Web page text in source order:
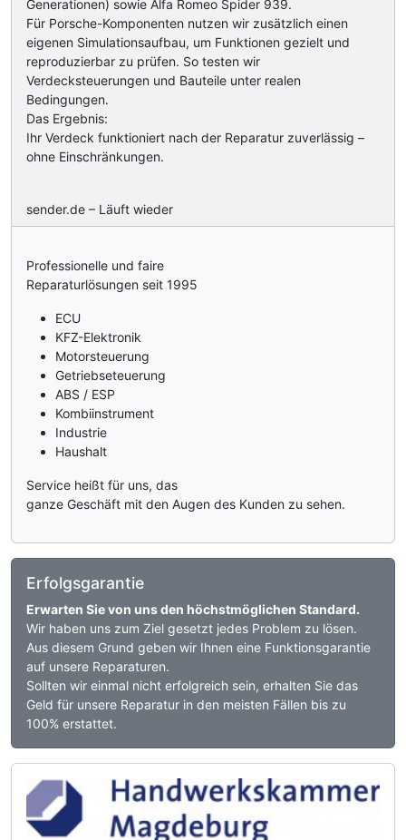
Generationen) sowie Alfa Romeo Spider 939.
Für Porsche-Komponenten nutzen wir zusätzlich einen
eigenen Simulationsaufbau, um Funktionen gezielt und
reproduzierbar zu prüfen. So testen wir
Verdecksteuerungen und Bauteile unter realen
Bedingungen.
Das Ergebnis:
Ihr Verdeck funktioniert nach der Reparatur zuverlässig –
ohne Einschränkungen.
sender.de – Läuft wieder
Professionelle und faire
Reparaturlösungen seit 1995
ECU
KFZ-Elektronik
Motorsteuerung
Getriebseteuerung
ABS / ESP
Kombiinstrument
Industrie
Haushalt
Service heißt für uns, das
ganze Geschäft mit den Augen des Kunden zu sehen.
Erfolgsgarantie
Erwarten Sie von uns den höchstmöglichen Standard.
Wir haben uns zum Ziel gesetzt jedes Problem zu lösen.
Aus diesem Grund geben wir Ihnen eine Funktionsgarantie
auf unsere Reparaturen.
Sollten wir einmal nicht erfolgreich sein, erhalten Sie das
Geld für unsere Reparatur in den meisten Fällen bis zu
100% erstattet.